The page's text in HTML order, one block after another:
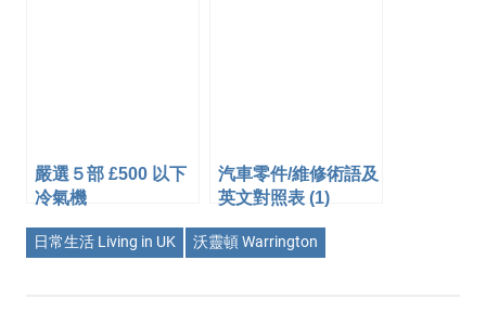
嚴選５部 £500 以下
冷氣機
汽車零件/維修術語及
英文對照表 (1)
日常生活 Living in UK 沃靈頓 Warrington